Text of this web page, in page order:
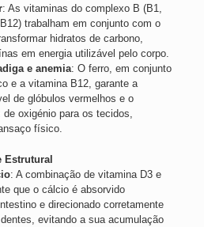
: As vitaminas do complexo B (B1,
trabalham em conjunto com o
hidratos de carbono,
em energia utilizável pelo corpo.
e anemia: O ferro, em conjunto
e a vitamina B12, garante a
de glóbulos vermelhos e o
oxigénio para os tecidos,
físico.
Estrutural
: A combinação de vitamina D3 e
que o cálcio é absorvido
e direcionado corretamente
evitando a sua acumulação